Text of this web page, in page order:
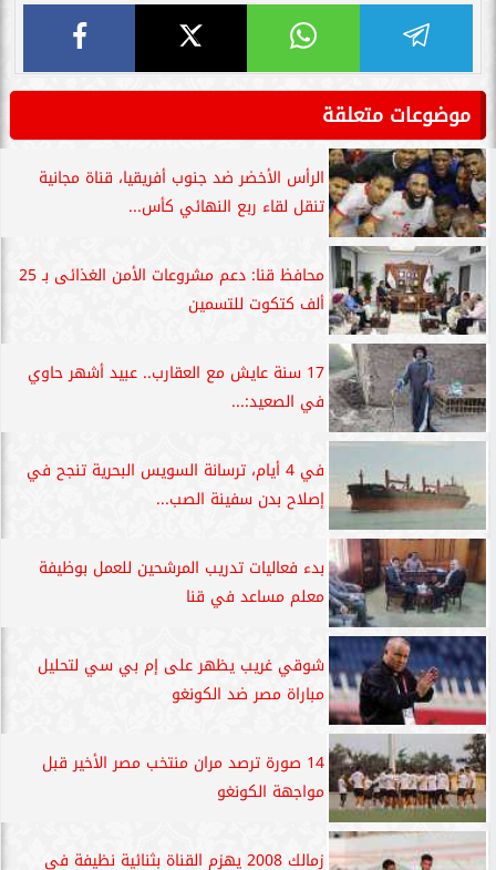
موضوعات متعلقة
الرأس الأخضر ضد جنوب أفريقيا، قناة مجانية
تنقل لقاء ربع النهائي كأس...
محافظ قنا: دعم مشروعات الأمن الغذائى بـ 25
ألف كتكوت للتسمين
17 سنة عايش مع العقارب.. عبيد أشهر حاوي
في الصعيد:...
في 4 أيام، ترسانة السويس البحرية تنجح في
إصلاح بدن سفينة الصب...
بدء فعاليات تدريب المرشحين للعمل بوظيفة
معلم مساعد في قنا
شوقي غريب يظهر على إم بي سي لتحليل
مباراة مصر ضد الكونغو
14 صورة ترصد مران منتخب مصر الأخير قبل
مواجهة الكونغو
زمالك 2008 يهزم القناة بثنائية نظيفة في